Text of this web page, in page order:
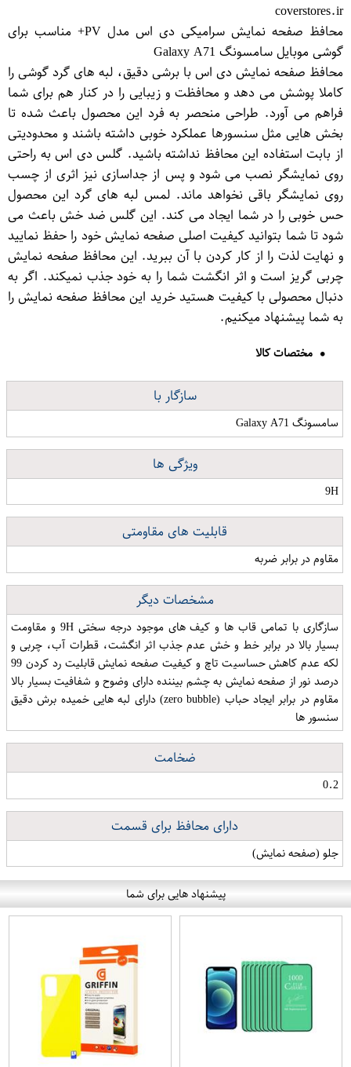
coverstores.ir
محافظ صفحه نمایش سرامیکی دی اس مدل PV+ مناسب برای
گوشی موبایل سامسونگ Galaxy A71
محافظ صفحه نمایش دی اس با برشی دقیق، لبه های گرد گوشی را
کاملا پوشش می دهد و محافظت و زیبایی را در کنار هم برای شما
فراهم می آورد. طراحی منحصر به فرد این محصول باعث شده تا
بخش هایی مثل سنسورها عملکرد خوبی داشته باشند و محدودیتی
از بابت استفاده این محافظ نداشته باشید. گلس دی اس به راحتی
روی نمایشگر نصب می شود و پس از جداسازی نیز اثری از چسب
روی نمایشگر باقی نخواهد ماند. لمس لبه های گرد این محصول
حس خوبی را در شما ایجاد می کند. این گلس ضد خش باعث می
شود تا شما بتوانید کیفیت اصلی صفحه نمایش خود را حفظ نمایید
و نهایت لذت را از کار کردن با آن ببرید. این محافظ صفحه نمایش
چربی گریز است و اثر انگشت شما را به خود جذب نمیکند. اگر به
دنبال محصولی با کیفیت هستید خرید این محافظ صفحه نمایش را
به شما پیشنهاد میکنیم.
مختصات کالا
سازگار با
سامسونگ Galaxy A71
ویژگی ها
9H
قابلیت های مقاومتی
مقاوم در برابر ضربه
مشخصات دیگر
سازگاری با تمامی قاب ها و کیف های موجود درجه سختی 9H و مقاومت
بسیار بالا در برابر خط و خش عدم جذب اثر انگشت، قطرات آب، چربی و
لکه عدم کاهش حساسیت تاچ و کیفیت صفحه نمایش قابلیت رد کردن 99
درصد نور از صفحه نمایش به چشم بیننده دارای وضوح و شفافیت بسیار بالا
مقاوم در برابر ایجاد حباب (zero bubble) دارای لبه هایی خمیده برش دقیق
سنسور ها
ضخامت
0.2
دارای محافظ برای قسمت
جلو (صفحه نمایش)
پیشنهاد هایی برای شما